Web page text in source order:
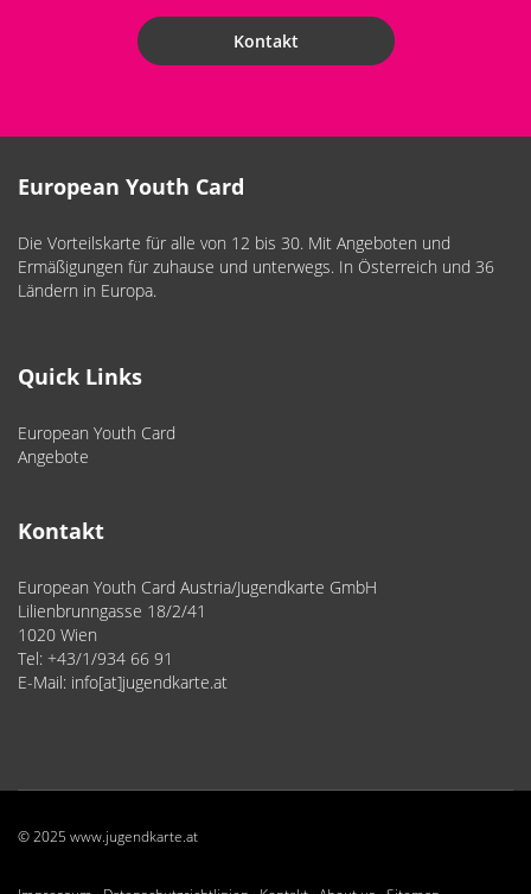
Kontakt
European Youth Card
Die Vorteilskarte für alle von 12 bis 30. Mit Angeboten und
Ermäßigungen für zuhause und unterwegs. In Österreich und 36
Ländern in Europa.
Quick Links
European Youth Card
Angebote
Kontakt
European Youth Card Austria/Jugendkarte GmbH
Lilienbrunngasse 18/2/41
1020 Wien
Tel: +43/1/934 66 91
E-Mail: info[at]jugendkarte.at
© 2025 www.jugendkarte.at